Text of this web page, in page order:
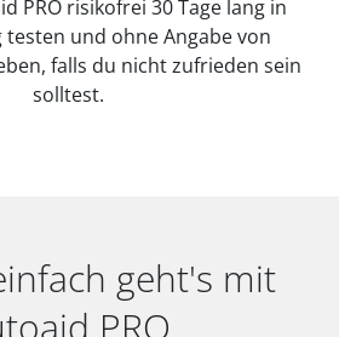
PRO risikofrei 30 Tage lang in
und ohne Angabe von
falls du nicht zufrieden sein
solltest.
geht's mit
PRO